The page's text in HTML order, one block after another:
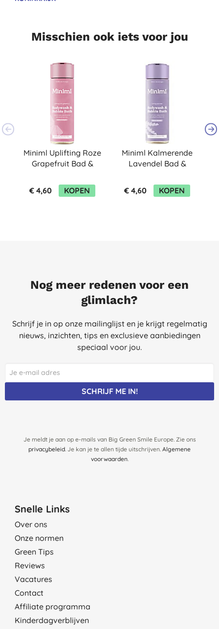
Misschien ook iets voor jou
Miniml Uplifting Roze
Grapefruit Bad &
€ 4,60
KOPEN
Miniml Kalmerende
Lavendel Bad &
€ 4,60
KOPEN
Nog meer redenen voor een
glimlach?
Schrijf je in op onze mailinglijst en je krijgt regelmatig
nieuws, inzichten, tips en exclusieve aanbiedingen
speciaal voor jou.
SCHRIJF ME IN!
Je meldt je aan op e-mails van Big Green Smile Europe. Zie ons
privacybeleid. Je kan je te allen tijde uitschrijven. Algemene
voorwaarden.
Snelle Links
Over ons
Onze normen
Green Tips
Reviews
Vacatures
Contact
Affiliate programma
Kinderdagverblijven